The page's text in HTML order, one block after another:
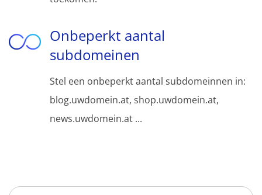
Onbeperkt aantal
subdomeinen
Stel een onbeperkt aantal subdomeinnen in:
blog.uwdomein.at, shop.uwdomein.at,
news.uwdomein.at ...